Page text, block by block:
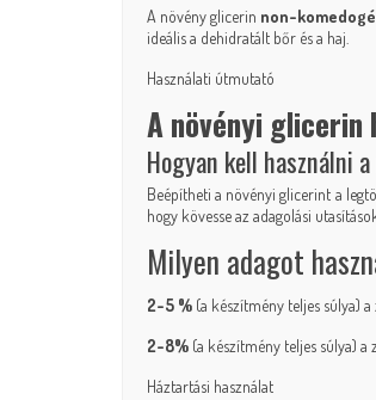
A növény glicerin non-
ideális a dehidratált bőr és a haj.
Használati útmutató
A növényi glicerin
Hogyan kell használni
Beépítheti a növényi glicerint a
hogy kövesse az adagolási
Milyen adagot
2-5 % (a készítmény teljes súlya)
2-8% (a készítmény teljes súlya) a
Háztartási használat